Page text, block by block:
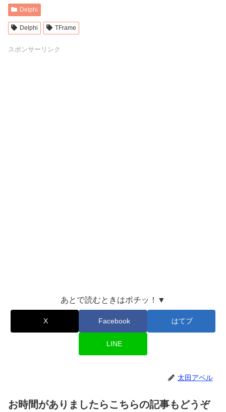
Delphi
Delphi TFrame
スポンサーリンク
あとで読むときはポチッ！▼
X Facebook はてブ
LINE
太田アベル
お時間がありましたらこちらの記事もどうぞ